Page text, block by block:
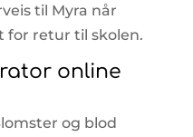
til Myra når
for retur til skolen.
online
og blod